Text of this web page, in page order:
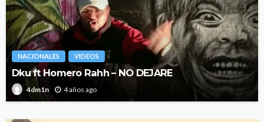
NACIONALES VIDEOS
Dku ft Homero Rahh – NO DEJARE
4dm1n 4 años ago